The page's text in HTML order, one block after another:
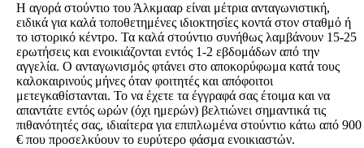
Η αγορά στούντιο του Άλκμααρ είναι μέτρια ανταγωνιστική,
ειδικά για καλά τοποθετημένες ιδιοκτησίες κοντά στον σταθμό ή
το ιστορικό κέντρο. Τα καλά στούντιο συνήθως λαμβάνουν 15-25
ερωτήσεις και ενοικιάζονται εντός 1-2 εβδομάδων από την
αγγελία. Ο ανταγωνισμός φτάνει στο αποκορύφωμα κατά τους
καλοκαιρινούς μήνες όταν φοιτητές και απόφοιτοι
μετεγκαθίστανται. Το να έχετε τα έγγραφά σας έτοιμα και να
απαντάτε εντός ωρών (όχι ημερών) βελτιώνει σημαντικά τις
πιθανότητές σας, ιδιαίτερα για επιπλωμένα στούντιο κάτω από 900
€ που προσελκύουν το ευρύτερο φάσμα ενοικιαστών.